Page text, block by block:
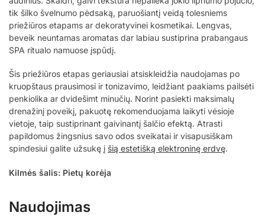
tik šilko švelnumo pėdsaką, paruošiantį veidą tolesniems
priežiūros etapams ar dekoratyvinei kosmetikai. Lengvas,
beveik neuntamas aromatas dar labiau sustiprina prabangaus
SPA ritualo namuose įspūdį.
Šis priežiūros etapas geriausiai atsiskleidžia naudojamas po
kruopštaus prausimosi ir tonizavimo, leidžiant paakiams pailsėti
penkiolika ar dvidešimt minučių. Norint pasiekti maksimalų
drenažinį poveikį, pakuotę rekomenduojama laikyti vėsioje
vietoje, taip sustiprinant gaivinantį šalčio efektą. Atrasti
papildomus žingsnius savo odos sveikatai ir visapusiškam
spindesiui galite užsukę į šią estetišką elektroninę erdvę.
Kilmės šalis: Pietų korėja
Naudojimas